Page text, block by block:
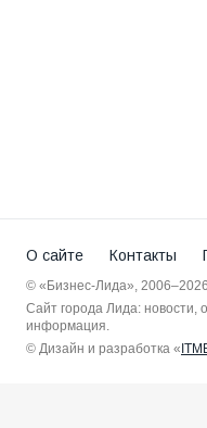
О сайте Контакты
© «Бизнес-Лида», 2006–2026
Сайт города Лида: новости,
информация.
© Дизайн и разработка «